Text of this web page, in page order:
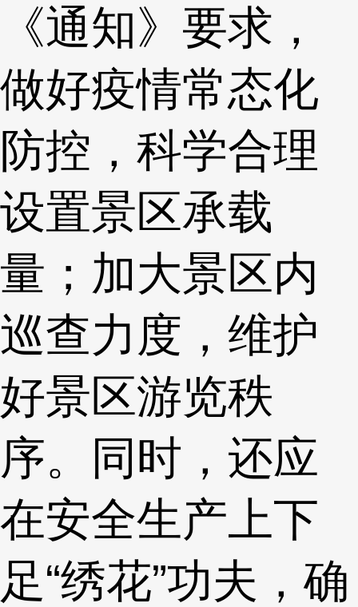
《通知》要求，
做好疫情常态化
防控，科学合理
设置景区承载
量；加大景区内
巡查力度，维护
好景区游览秩
序。同时，还应
在安全生产上下
足“绣花”功夫，确